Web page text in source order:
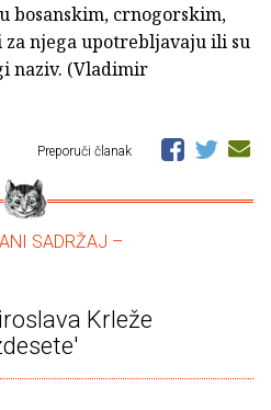
bosanskim, crnogorskim,
njega upotrebljavaju ili su
naziv. (Vladimir
Preporuči članak
SADRŽAJ –
Krleže